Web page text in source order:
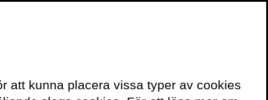
att kunna placera vissa typer av cookies